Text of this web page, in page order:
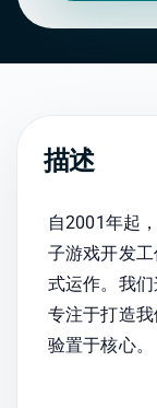
描述
自2001年起
子游戏开发
式运作。我
专注于打造
验置于核心。